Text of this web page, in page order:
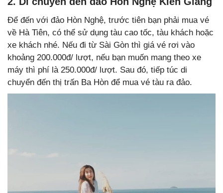
Để đến với đảo Hòn Nghệ, trước tiên bạn phải mua vé
về Hà Tiên, có thể sử dụng tàu cao tốc, tàu khách hoặc
xe khách nhé. Nếu đi từ Sài Gòn thì giá vé rơi vào
khoảng 200.000đ/ lượt, nếu bạn muốn mang theo xe
máy thì phí là 250.000đ/ lượt. Sau đó, tiếp túc di
chuyển đến thị trấn Ba Hòn để mua vé tàu ra đảo.